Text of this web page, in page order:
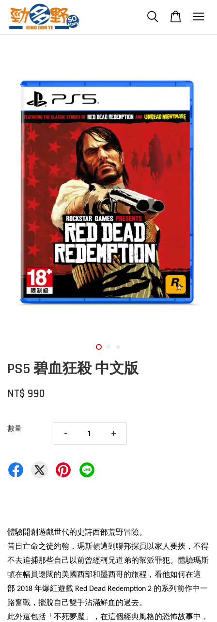
PS5 碧血狂殺 中文版
NT$ 990
數量 - +
體驗開創遊戲世代的史詩西部荒野冒險。
昔日亡命之徒約翰．瑪斯頓遭到聯邦探員以家人要挾，不得
不去追捕那些自己以前曾經稱兄道弟的幫派罪犯。體驗瑪斯
頓在幅員遼闊的美國西部和墨西哥的旅程，看他如何在這
部 2018 年爆紅遊戲 Red Dead Redemption 2 的系列前作中一
路奮戰，擺脫自己雙手沾滿鮮血的過去。
此外還包括「不死夢魘」，在這個經典風格的恐怖故事中，